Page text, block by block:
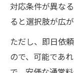
対応条件が異な
ると選択肢が広が
ただし、即日依
ので、可能であ